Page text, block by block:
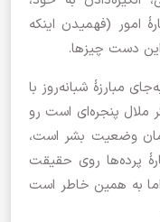
امور (فهمیدن اینکه
دست چیزها.
مبارزۀ شبانه‌روز با
ملال پنجره‌ای است رو
وضعیت بشر است،‌
پرده‌ها روی حقیقت
به همین خاطر است